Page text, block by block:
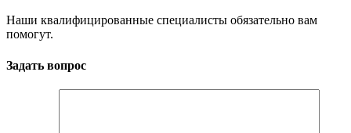
Наши квалифицированные специалисты обязательно вам
помогут.
Задать вопрос